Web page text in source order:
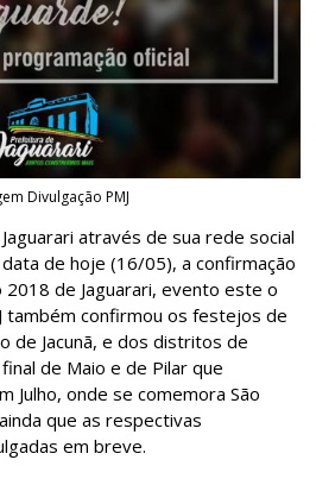
Divulgação PMJ
através de sua rede social
de hoje (16/05), a confirmação
2018 de Jaguarari, evento este o
também confirmou os festejos de
de Jacunã, e dos distritos de
de Maio e de Pilar que
Julho, onde se comemora São
que as respectivas
em breve.